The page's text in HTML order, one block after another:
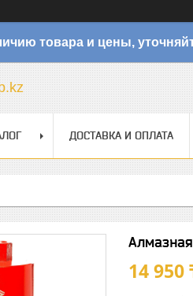
товара и цены,
ДОСТАВКА И ОПЛАТА
14 950